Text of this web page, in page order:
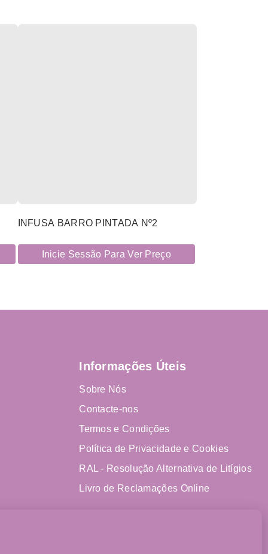
INFUSA BARRO PINTADA Nº2
Inicie Sessão Para Ver Preço
Informações Úteis
Sobre Nós
Contacte-nos
Termos e Condições
Política de Privacidade e Cookies
RAL - Resolução Alternativa de Litígios
Livro de Reclamações Online